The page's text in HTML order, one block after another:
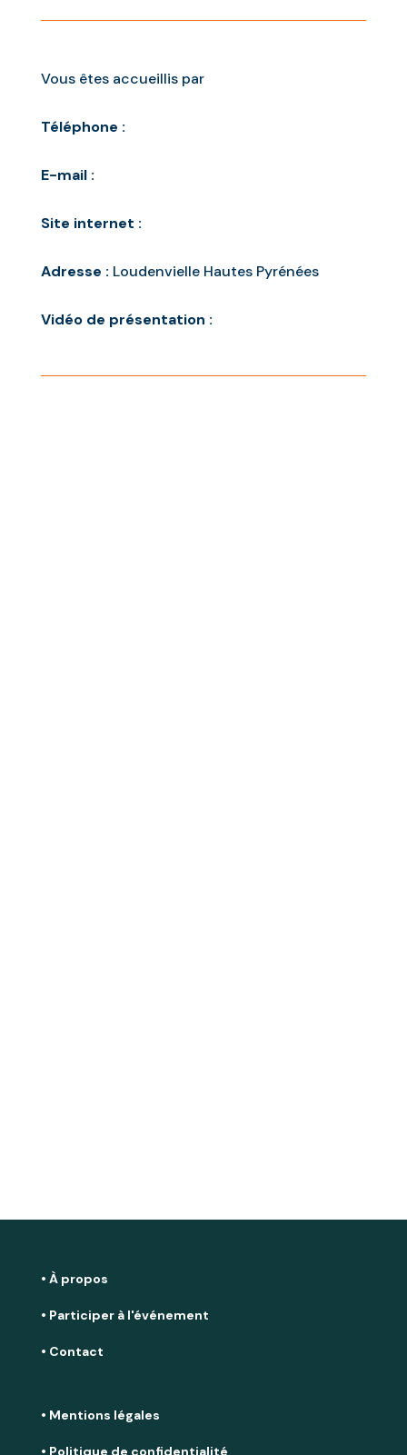
Vous êtes accueillis par
Téléphone :
E-mail :
Site internet :
Adresse : Loudenvielle Hautes Pyrénées
Vidéo de présentation :
• À propos
• Participer à l'événement
• Contact
• Mentions légales
• Politique de confidentialité